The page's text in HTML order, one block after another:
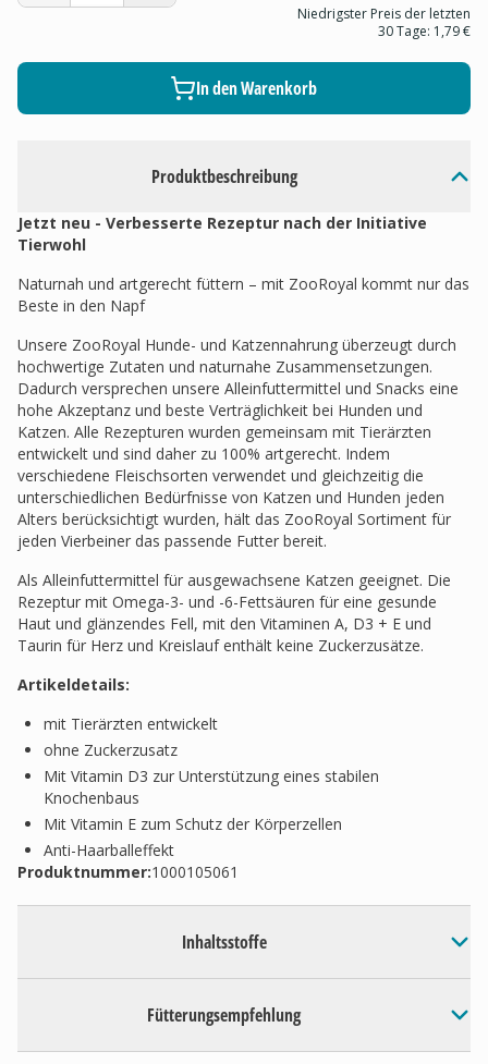
Produktbeschreibung
Jetzt neu - Verbesserte Rezeptur nach der Initiative
Tierwohl
Naturnah und artgerecht füttern – mit ZooRoyal kommt nur das
Beste in den Napf
Unsere ZooRoyal Hunde- und Katzennahrung überzeugt durch
hochwertige Zutaten und naturnahe Zusammensetzungen.
Dadurch versprechen unsere Alleinfuttermittel und Snacks eine
hohe Akzeptanz und beste Verträglichkeit bei Hunden und
Katzen. Alle Rezepturen wurden gemeinsam mit Tierärzten
entwickelt und sind daher zu 100% artgerecht. Indem
verschiedene Fleischsorten verwendet und gleichzeitig die
unterschiedlichen Bedürfnisse von Katzen und Hunden jeden
Alters berücksichtigt wurden, hält das ZooRoyal Sortiment für
jeden Vierbeiner das passende Futter bereit.
Als Alleinfuttermittel für ausgewachsene Katzen geeignet. Die
Rezeptur mit Omega-3- und -6-Fettsäuren für eine gesunde
Haut und glänzendes Fell, mit den Vitaminen A, D3 + E und
Taurin für Herz und Kreislauf enthält keine Zuckerzusätze.
Artikeldetails:
mit Tierärzten entwickelt
ohne Zuckerzusatz
Mit Vitamin D3 zur Unterstützung eines stabilen
Knochenbaus
Mit Vitamin E zum Schutz der Körperzellen
Anti-Haarballeffekt
Produktnummer:1000105061
Inhaltsstoffe
Fütterungsempfehlung
Niedrigster Preis der letzten
30 Tage: 1,79 €
In den Warenkorb